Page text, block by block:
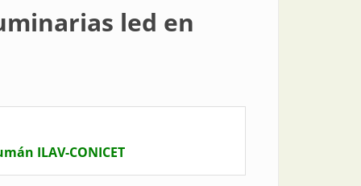
led en
ILAV-CONICET